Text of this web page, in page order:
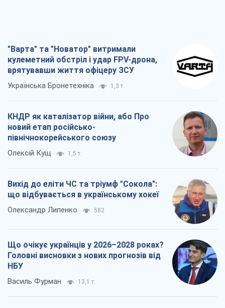
"Варта" та "Новатор" витримали
кулеметний обстріл і удар FPV-дрона,
врятувавши життя офіцеру ЗСУ
Українська Бронетехніка 1,3 т.
КНДР як каталізатор війни, або Про
новий етап російсько-
північнокорейського союзу
Олексій Кущ 1,5 т.
Вихід до еліти ЧС та тріумф "Сокола":
що відбувається в українському хокеї
Олександр Липенко 582
Що очікує українців у 2026–2028 роках?
Головні висновки з нових прогнозів від
НБУ
Василь Фурман 13,1 т.